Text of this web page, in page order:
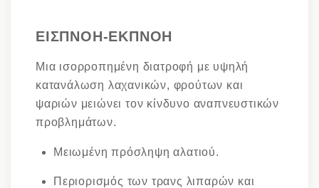
ΕΙΣΠΝΟΗ-ΕΚΠΝΟΗ
Μια ισορροπημένη διατροφή με υψηλή
κατανάλωση λαχανικών, φρούτων και
ψαριών μειώνει τον κίνδυνο αναπνευστικών
προβλημάτων.
Μειωμένη πρόσληψη αλατιού.
Περιορισμός των τρανς λιπαρών και